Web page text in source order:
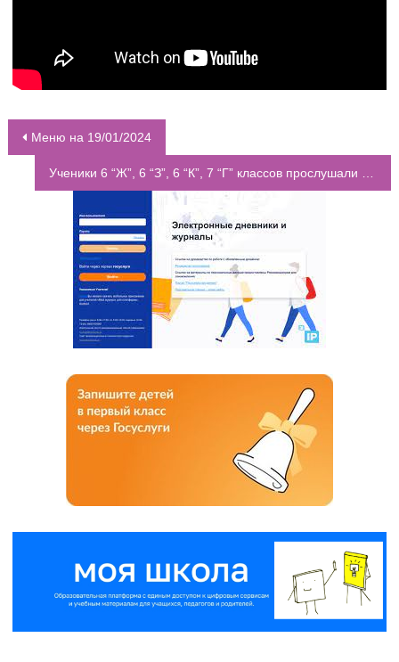
НАВИГАЦИЯ ПО ЗАПИСЯМ
Меню на 19/01/2024